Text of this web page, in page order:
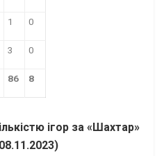
1 0
3 0
86 8
ігор за «Шахтар»
08.11.2023)